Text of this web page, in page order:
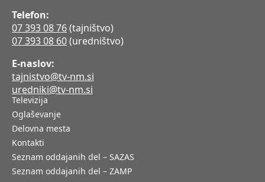
Telefon:
07 393 08 76(tajništvo)
07 393 08 60(uredništvo)
E-naslov:
tajnistvo@tv-nm.si
uredniki@tv-nm.si
Televizija
Oglaševanje
Delovna mesta
Kontakti
Seznam oddajanih del – SAZAS
Seznam oddajanih del – ZAMP